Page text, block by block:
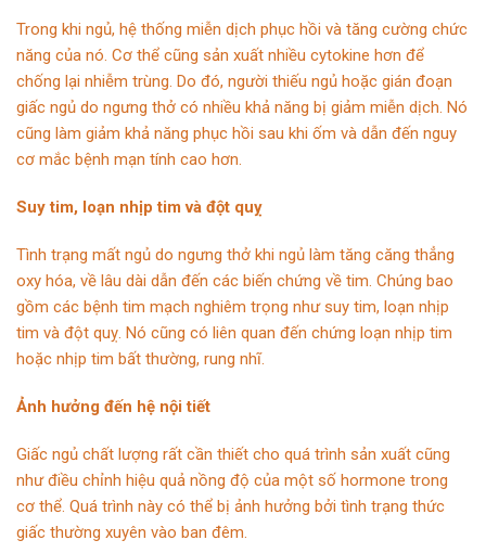
Trong khi ngủ, hệ thống miễn dịch phục hồi và tăng cường chức
năng của nó. Cơ thể cũng sản xuất nhiều cytokine hơn để
chống lại nhiễm trùng. Do đó, người thiếu ngủ hoặc gián đoạn
giấc ngủ do ngưng thở có nhiều khả năng bị giảm miễn dịch. Nó
cũng làm giảm khả năng phục hồi sau khi ốm và dẫn đến nguy
cơ mắc bệnh mạn tính cao hơn.
Suy tim, loạn nhịp tim và đột quỵ
Tình trạng mất ngủ do ngưng thở khi ngủ làm tăng căng thẳng
oxy hóa, về lâu dài dẫn đến các biến chứng về tim. Chúng bao
gồm các bệnh tim mạch nghiêm trọng như suy tim, loạn nhịp
tim và đột quỵ. Nó cũng có liên quan đến chứng loạn nhịp tim
hoặc nhịp tim bất thường, rung nhĩ.
Ảnh hưởng đến hệ nội tiết
Giấc ngủ chất lượng rất cần thiết cho quá trình sản xuất cũng
như điều chỉnh hiệu quả nồng độ của một số hormone trong
cơ thể. Quá trình này có thể bị ảnh hưởng bởi tình trạng thức
giấc thường xuyên vào ban đêm.